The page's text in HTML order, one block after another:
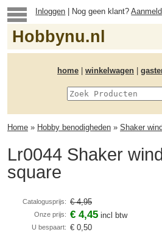
Inloggen | Nog geen klant?
Hobbynu.nl
home winkelwagen
Home » Hobby benodigheden » Shaker
Lr0044 Shaker
square
Catalogusprijs: € 4,95
Onze prijs: € 4,45 incl btw
U bespaart: € 0,50